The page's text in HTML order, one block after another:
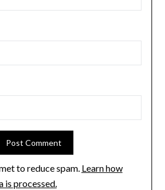
to reduce spam. Learn how
is processed.